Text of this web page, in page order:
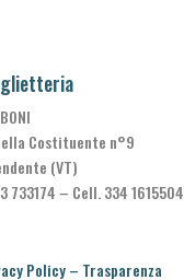
Costituente n°9
(VT)
733174 – Cell. 334 1615504
Policy– Trasparenza